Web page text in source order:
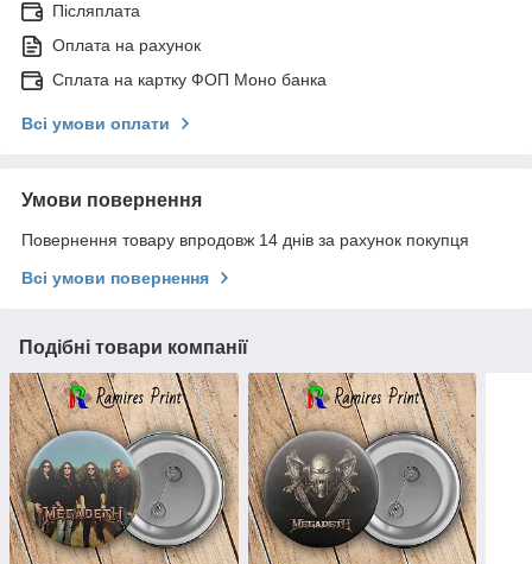
Післяплата
Оплата на рахунок
Сплата на картку ФОП Моно банка
Всі умови оплати
Умови повернення
Повернення товару впродовж 14 днів за рахунок покупця
Всі умови повернення
Подібні товари компанії